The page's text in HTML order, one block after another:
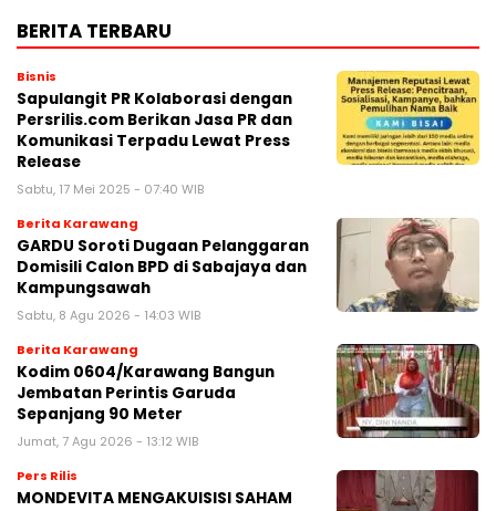
BERITA TERBARU
Bisnis
Sapulangit PR Kolaborasi dengan
Persrilis.com Berikan Jasa PR dan
Komunikasi Terpadu Lewat Press
Release
Sabtu, 17 Mei 2025 - 07:40 WIB
Berita Karawang
GARDU Soroti Dugaan Pelanggaran
Domisili Calon BPD di Sabajaya dan
Kampungsawah
Sabtu, 8 Agu 2026 - 14:03 WIB
Berita Karawang
Kodim 0604/Karawang Bangun
Jembatan Perintis Garuda
Sepanjang 90 Meter
Jumat, 7 Agu 2026 - 13:12 WIB
Pers Rilis
MONDEVITA MENGAKUISISI SAHAM